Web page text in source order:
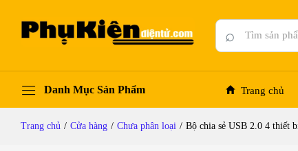
⌕
Danh Mục Sản Phẩm Trang chủ
Trang chủ / Cửa hàng / Chưa phân loại / Bộ chia sẻ USB 2.0 4 thiết
Mô tả chi tiết Hỏi đáp